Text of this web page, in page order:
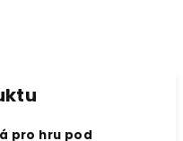
pro hru pod